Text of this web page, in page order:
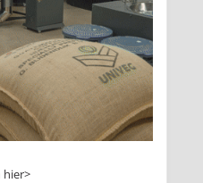
hier>